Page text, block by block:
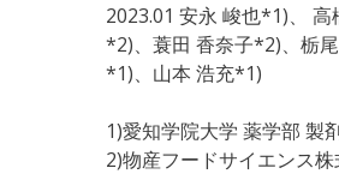
2023.01 安永 峻也*1)、
*2)、蓑田 香奈子*2)、栃
*1)、山本 浩充*1)
1)愛知学院大学 薬学部 製
2)物産フードサイエンス